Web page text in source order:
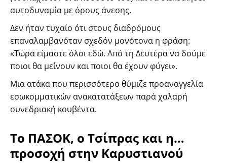
αυτοδυναμία με όρους άνεσης.
Δεν ήταν τυχαίο ότι στους διαδρόμους
επαναλαμβανόταν σχεδόν μονότονα η φράση:
«Τώρα είμαστε όλοι εδώ. Από τη Δευτέρα να δούμε
ποιοι θα μείνουν και ποιοι θα έχουν φύγει».
Μια ατάκα που περισσότερο θύμιζε προαναγγελία
εσωκομματικών ανακατατάξεων παρά χαλαρή
συνεδριακή κουβέντα.
Το ΠΑΣΟΚ, ο Τσίπρας και η…
προσοχή στην Καρυστιανού